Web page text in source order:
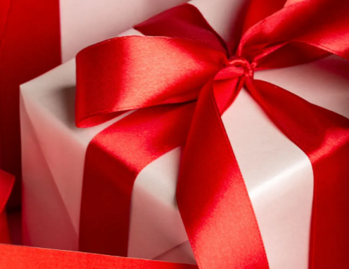
低煙無鹵，耐燃LSZH
網路跳線 (CPC6U)，線材外被採用低煙無鹵 (LSZH) 材質，
遇火燃燒時不致產生鹵素而形成有毒煙霧。